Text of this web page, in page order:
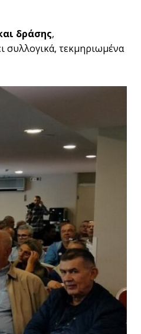
δράσης,
συλλογικά, τεκμηριωμένα